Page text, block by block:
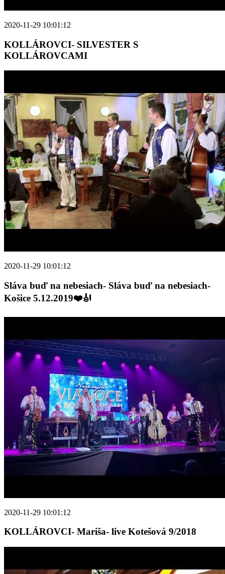
2020-11-29 10:01:12
KOLLÁROVCI- SILVESTER S
KOLLÁROVCAMI
2020-11-29 10:01:12
Sláva buď na nebesiach- Sláva buď na nebesiach-
Košice 5.12.2019❤️🎻
2020-11-29 10:01:12
KOLLÁROVCI- Mariša- live Kotešová 9/2018